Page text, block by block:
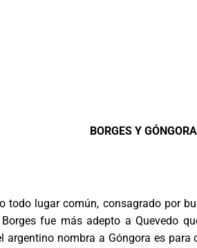
BORGES Y GÓNGORA
todo lugar común, consagrado por
fue más adepto a Quevedo
argentino nombra a Góngora es